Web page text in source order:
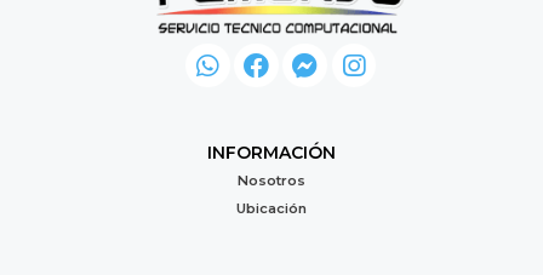
INFORMACIÓN
Nosotros
Ubicación